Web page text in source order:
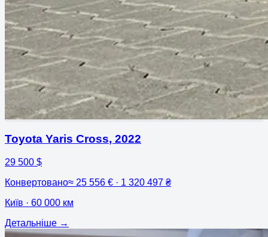
Toyota Yaris Cross, 2022
29 500 $
Конвертовано≈ 25 556 € · 1 320 497 ₴
Київ · 60 000 км
Детальніше →